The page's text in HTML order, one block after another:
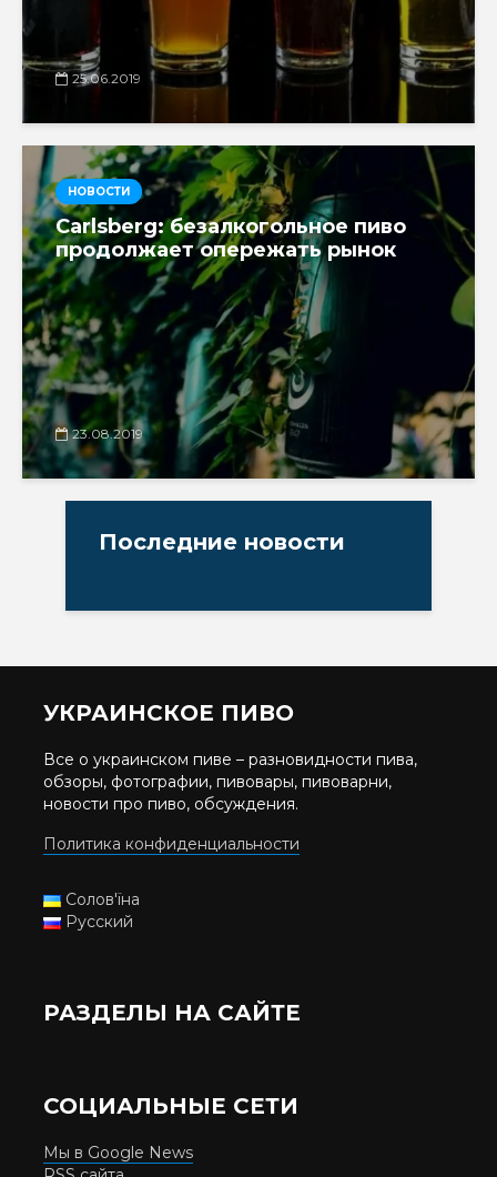
25.06.2019
НОВОСТИ
Carlsberg: безалкогольное пиво
продолжает опережать рынок
23.08.2019
Последние новости
УКРАИНСКОЕ ПИВО
Все о украинском пиве – разновидности пива,
обзоры, фотографии, пивовары, пивоварни,
новости про пиво, обсуждения.
Политика конфиденциальности
Солов'їна
Русский
РАЗДЕЛЫ НА САЙТЕ
СОЦИАЛЬНЫЕ СЕТИ
Мы в Google News